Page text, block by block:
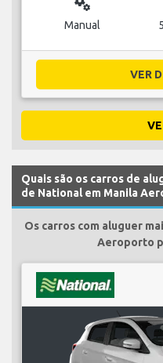
Manual
VER
Quais são os carros de
de National em Manila
Os carros com aluguer
Aeroporto